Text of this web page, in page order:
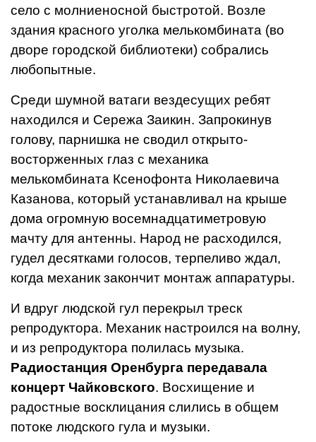
село с молниеносной быстротой. Возле
здания красного уголка мелькомбината (во
дворе городской библиотеки) собрались
любопытные.
Среди шумной ватаги вездесущих ребят
находился и Сережа Заикин. Запрокинув
голову, парнишка не сводил открыто-
восторженных глаз с механика
мелькомбината Ксенофонта Николаевича
Казанова, который устанавливал на крыше
дома огромную восемнадцатиметровую
мачту для антенны. Народ не расходился,
гудел десятками голосов, терпеливо ждал,
когда механик закончит монтаж аппаратуры.
И вдруг людской гул перекрыл треск
репродуктора. Механик настроился на волну,
и из репродуктора полилась музыка.
Радиостанция Оренбурга передавала
концерт Чайковского. Восхищение и
радостные восклицания слились в общем
потоке людского гула и музыки.